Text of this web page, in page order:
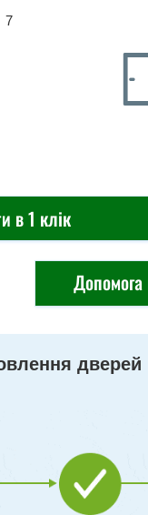
7
в 1 клік
дверей